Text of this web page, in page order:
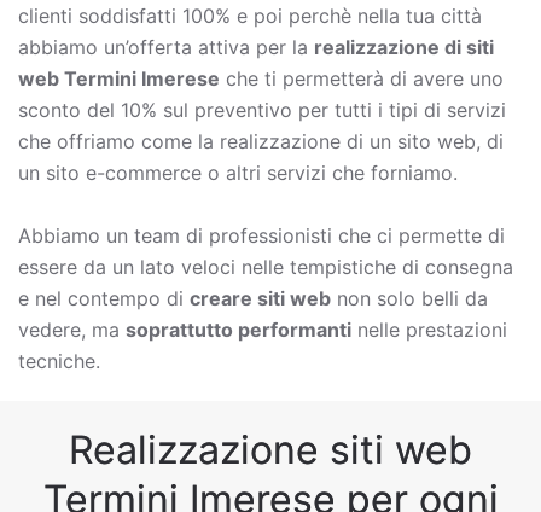
clienti soddisfatti 100% e poi perchè nella tua città
abbiamo un’offerta attiva per la realizzazione di siti
web Termini Imerese che ti permetterà di avere uno
sconto del 10% sul preventivo per tutti i tipi di servizi
che offriamo come la realizzazione di un sito web, di
un sito e-commerce o altri servizi che forniamo.
Abbiamo un team di professionisti che ci permette di
essere da un lato veloci nelle tempistiche di consegna
e nel contempo di creare siti web non solo belli da
vedere, ma soprattutto performanti nelle prestazioni
tecniche.
Realizzazione siti web
Termini Imerese per ogni